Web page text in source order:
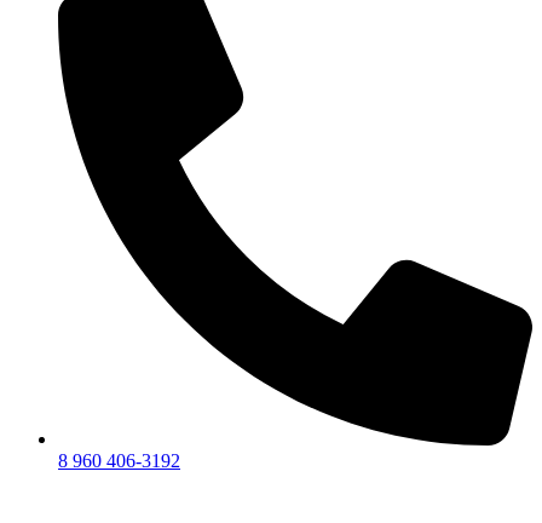
8 960 406-3192